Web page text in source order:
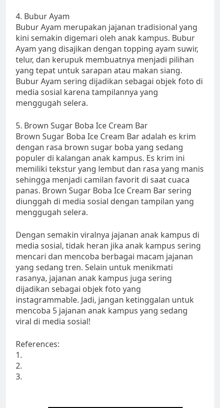
4. Bubur Ayam
Bubur Ayam merupakan jajanan tradisional yang
kini semakin digemari oleh anak kampus. Bubur
Ayam yang disajikan dengan topping ayam suwir,
telur, dan kerupuk membuatnya menjadi pilihan
yang tepat untuk sarapan atau makan siang.
Bubur Ayam sering dijadikan sebagai objek foto di
media sosial karena tampilannya yang
menggugah selera.
5. Brown Sugar Boba Ice Cream Bar
Brown Sugar Boba Ice Cream Bar adalah es krim
dengan rasa brown sugar boba yang sedang
populer di kalangan anak kampus. Es krim ini
memiliki tekstur yang lembut dan rasa yang manis
sehingga menjadi camilan favorit di saat cuaca
panas. Brown Sugar Boba Ice Cream Bar sering
diunggah di media sosial dengan tampilan yang
menggugah selera.
Dengan semakin viralnya jajanan anak kampus di
media sosial, tidak heran jika anak kampus sering
mencari dan mencoba berbagai macam jajanan
yang sedang tren. Selain untuk menikmati
rasanya, jajanan anak kampus juga sering
dijadikan sebagai objek foto yang
instagrammable. Jadi, jangan ketinggalan untuk
mencoba 5 jajanan anak kampus yang sedang
viral di media sosial!
References:
1.
2.
3.